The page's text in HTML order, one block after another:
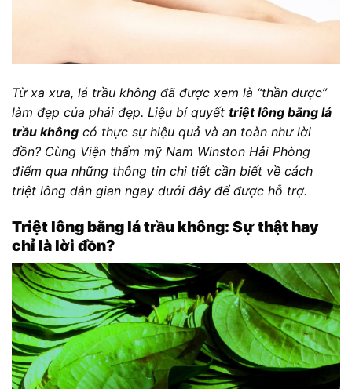
Từ xa xưa, lá trầu không đã được xem là “thần dược”
làm đẹp của phái đẹp. Liệu bí quyết triệt lông bằng lá
trầu không có thực sự hiệu quả và an toàn như lời
đồn? Cùng Viện thẩm mỹ Nam Winston Hải Phòng
điểm qua những thông tin chi tiết cần biết về cách
triệt lông dân gian ngay dưới đây để được hỗ trợ.
Triệt lông bằng lá trầu không: Sự thật hay
chỉ là lời đồn?